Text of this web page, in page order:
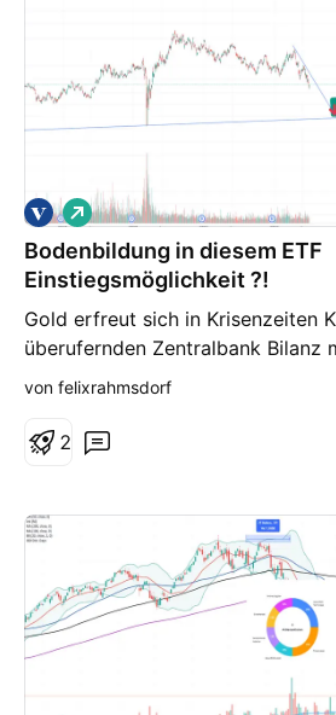
Bodenbildung in diesem ETF
Einstiegsmöglichkeit ?!
Gold erfreut sich in Krisenzeiten
überufernden Zentralbank Bilanz
Bull-Run doch der ist bisher
M0/Goldpreis Ratio sind.
Gelegenheit nicht verpassen.
L
o
n
g
von felixrahmsdorf
2